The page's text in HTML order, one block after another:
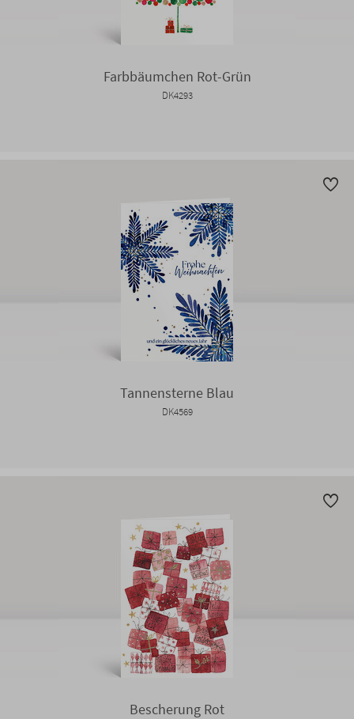
Farbbäumchen Rot-Grün
DK4293
Tannensterne Blau
DK4569
Bescherung Rot